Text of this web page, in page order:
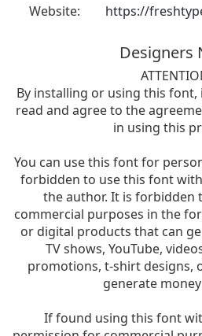
Website:
https://
Designers
By installing or using this
read and agree to the
in using this
You can use this font for
forbidden to use this font
the author. It is forbidden
commercial purposes in the
or digital products that can
TV shows, YouTube,
promotions, t-shirt designs,
generate
If found using this font